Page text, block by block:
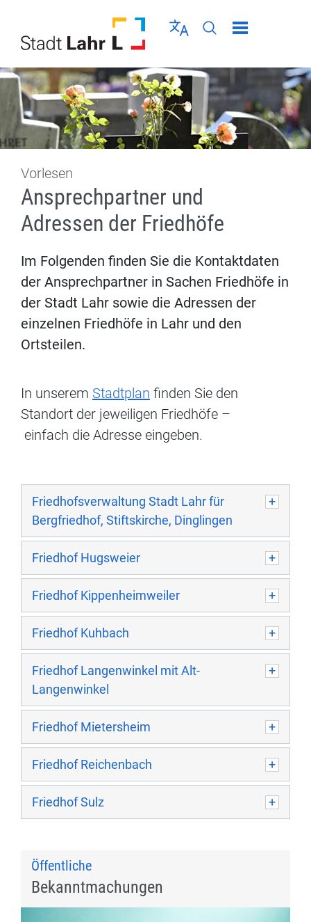
Sprache wählen
Seiten-Suche
Menü schließen
Vorlesen
Ansprechpartner und
Adressen der Friedhöfe
Im Folgenden finden Sie die Kontaktdaten
der Ansprechpartner in Sachen Friedhöfe in
der Stadt Lahr sowie die Adressen der
einzelnen Friedhöfe in Lahr und den
Ortsteilen.
In unserem Stadtplan finden Sie den
Standort der jeweiligen Friedhöfe –
einfach die Adresse eingeben.
Friedhofsverwaltung Stadt Lahr für
Bergfriedhof, Stiftskirche, Dinglingen
Friedhof Hugsweier
Friedhof Kippenheimweiler
Friedhof Kuhbach
Friedhof Langenwinkel mit Alt-
Langenwinkel
Friedhof Mietersheim
Friedhof Reichenbach
Friedhof Sulz
Öffentliche
Bekanntmachungen